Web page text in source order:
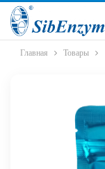
Главная Товары